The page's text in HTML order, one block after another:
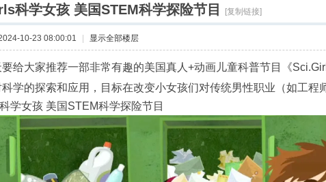
索
›
科学女孩 美国STEM科学探险节目 [复制链接]
10-23 08:00:01 显示全部楼层
给大家推荐一部非常有趣的美国真人+动画儿童科普节目《
学的探索和应用，目标在改变小女孩们对传统男性职业（如工程
学女孩 美国STEM科学探险节目